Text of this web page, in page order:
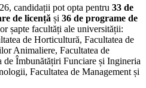
candidații pot opta pentru 33 de
de licență și 36 de programe de
șapte facultăți ale universității:
de Horticultură, Facultatea de
Animaliere, Facultatea de
de Îmbunătățiri Funciare și Ingineria
Facultatea de Management și